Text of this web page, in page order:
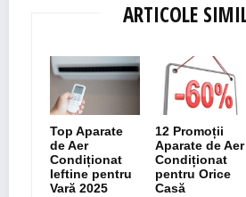
ARTICOLE
Top Aparate
de Aer
Condiționat
Ieftine pentru
Vară 2025
12 Promoții
Aparate de Aer
Condiționat
pentru Orice
Casă